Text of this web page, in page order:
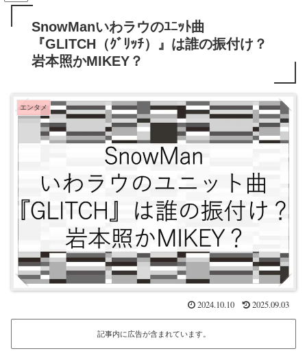
SnowManいわラウのﾕﾆｯﾄ曲
『GLITCH（ｸﾞﾘｯﾁ）』は誰の振付け？
岩本照かMIKEY？
エンタメ
2024.10.10 2025.09.03
記事内に広告が含まれています。